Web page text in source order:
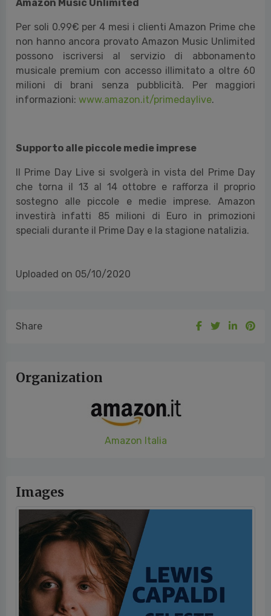
Amazon Music Unlimited
Per soli 0.99€ per 4 mesi i clienti Amazon Prime che
non hanno ancora provato Amazon Music Unlimited
possono iscriversi al servizio di abbonamento
musicale premium con accesso illimitato a oltre 60
milioni di brani senza pubblicità. Per maggiori
informazioni: www.amazon.it/primedaylive.
Supporto alle piccole medie imprese
Il Prime Day Live si svolgerà in vista del Prime Day
che torna il 13 al 14 ottobre e rafforza il proprio
sostegno alle piccole e medie imprese. Amazon
investirà infatti 85 milioni di Euro in primozioni
speciali durante il Prime Day e la stagione natalizia.
Uploaded on 05/10/2020
Share
Organization
Amazon Italia
Images